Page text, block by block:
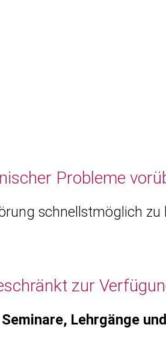
Probleme
schnellstmöglich
zur
Lehrgänge